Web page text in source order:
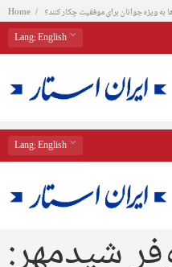
Home به ویژه جوانان برای موفقیت چکار کنند؟
Lang: English
Lang: English